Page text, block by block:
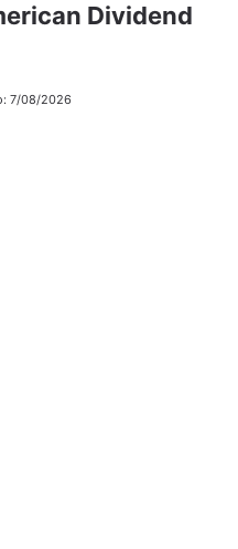
Dividend
7/08/2026